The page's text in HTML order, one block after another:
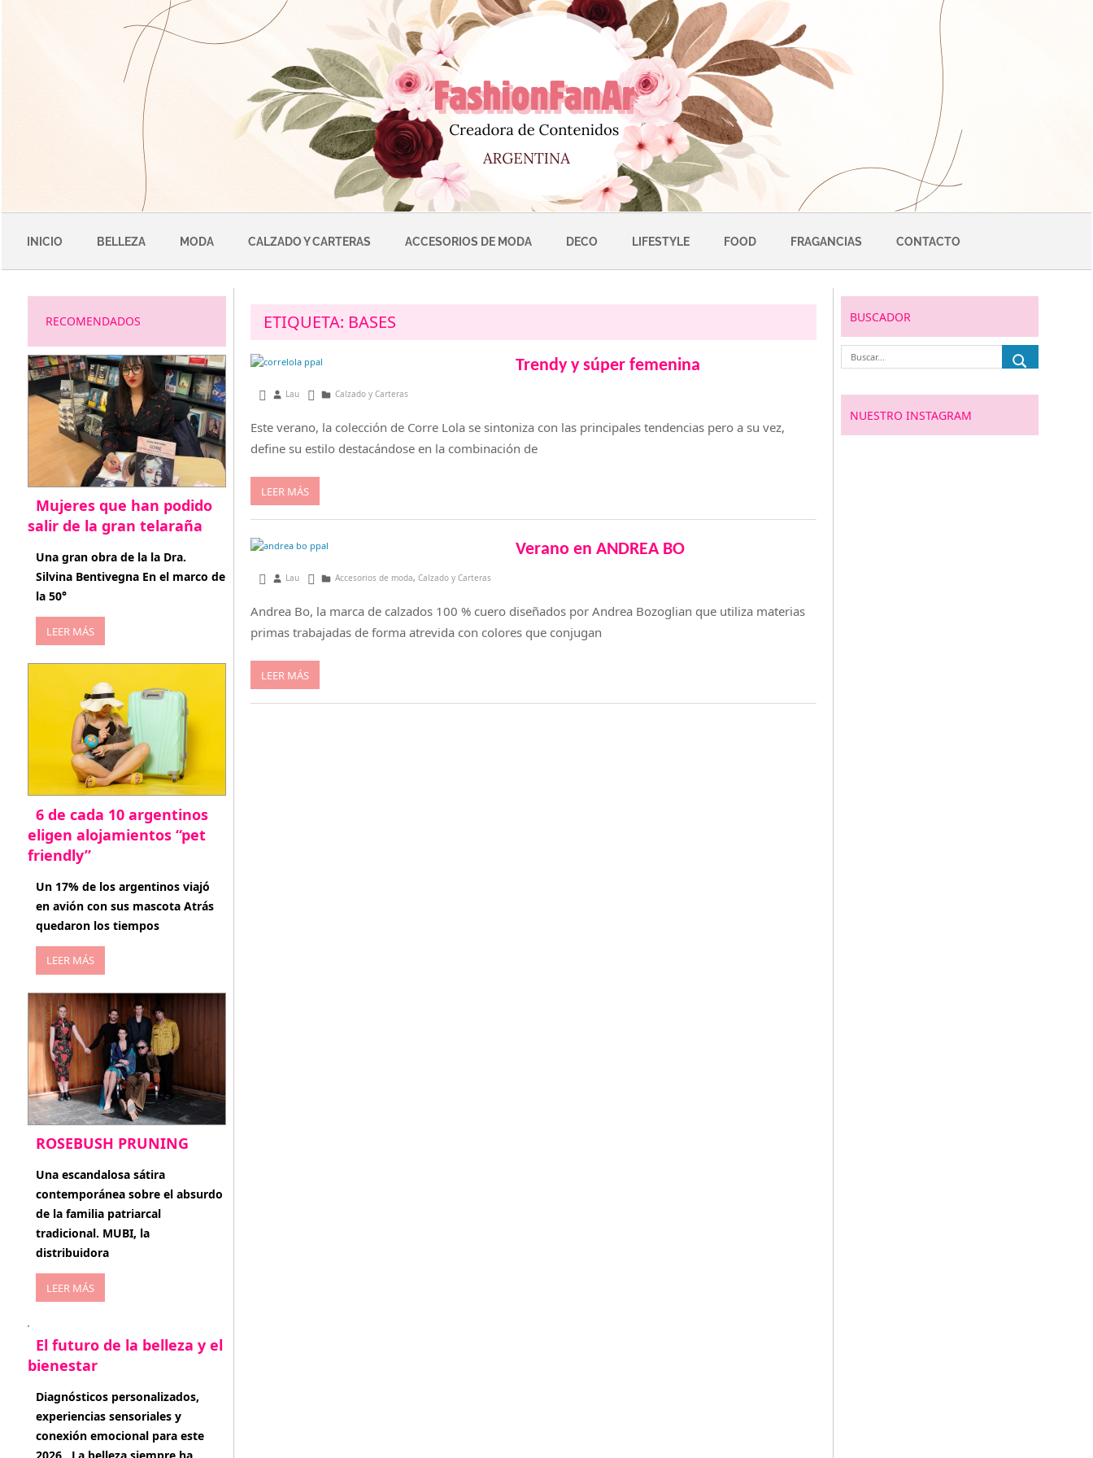
INICIO BELLEZA MODA CALZADO Y CARTERAS ACCESORIOS DE MODA DECO LIFESTYLE FOOD FRAGANCIAS CONTACTO
ETIQUETA: BASES
Trendy y súper femenina
octubre 7, 2014
Lau Calzado y Carteras
Este verano, la colección de Corre Lola se sintoniza con las principales tendencias pero a su vez,
define su estilo destacándose en la combinación de
LEER MÁS
Verano en ANDREA BO
agosto 25, 2014
Lau Accesorios de moda, Calzado y Carteras
Andrea Bo, la marca de calzados 100 % cuero diseñados por Andrea Bozoglian que utiliza materias
primas trabajadas de forma atrevida con colores que conjugan
LEER MÁS
RECOMENDADOS
Mujeres que han podido
salir de la gran telaraña
abril 29, 2026
Una gran obra de la la Dra.
Silvina Bentivegna En el marco de
la 50°
LEER MÁS
6 de cada 10 argentinos
eligen alojamientos “pet
friendly”
abril 27, 2026
Un 17% de los argentinos viajó
en avión con sus mascota Atrás
quedaron los tiempos
LEER MÁS
ROSEBUSH PRUNING
enero 20, 2026
Una escandalosa sátira
contemporánea sobre el absurdo
de la familia patriarcal
tradicional. MUBI, la
distribuidora
LEER MÁS
El futuro de la belleza y el
bienestar
enero 15, 2026
Diagnósticos personalizados,
experiencias sensoriales y
conexión emocional para este
BUSCADOR
NUESTRO INSTAGRAM